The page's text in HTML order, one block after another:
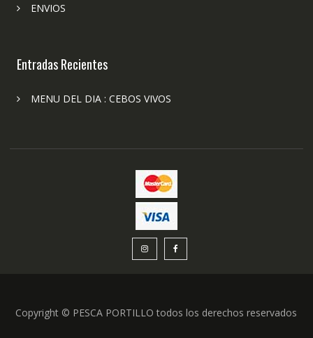
ENVIOS
Entradas Recientes
MENU DEL DIA : CEBOS VIVOS
Copyright © PESCA PORTILLO todos los derechos reservados